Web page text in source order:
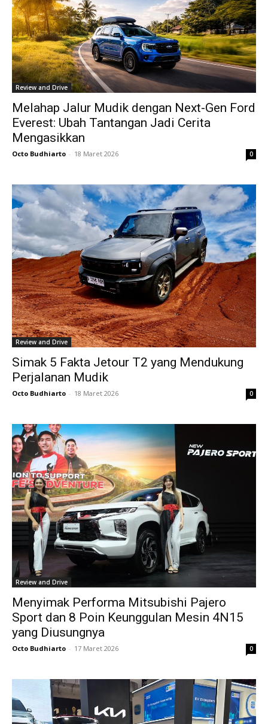
Review and Drive
Melahap Jalur Mudik dengan Next-Gen Ford
Everest: Ubah Tantangan Jadi Cerita
Mengasikkan
Octo Budhiarto - 18 Maret 2026 0
Review and Drive
Simak 5 Fakta Jetour T2 yang Mendukung
Perjalanan Mudik
Octo Budhiarto - 18 Maret 2026 0
Review and Drive
Menyimak Performa Mitsubishi Pajero
Sport dan 8 Poin Keunggulan Mesin 4N15
yang Diusungnya
Octo Budhiarto - 17 Maret 2026 0